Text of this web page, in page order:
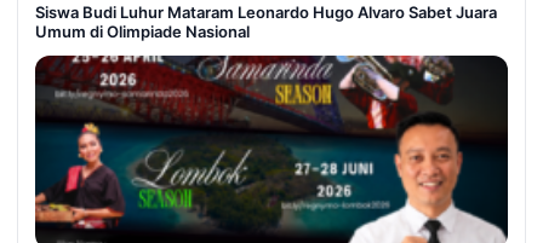
Siswa Budi Luhur Mataram Leonardo Hugo Alvaro Sabet Juara
Umum di Olimpiade Nasional